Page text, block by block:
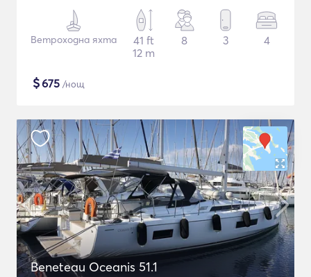
Ветроходна яхта
41 ft
12 m
8 3 4
$675 /нощ
Beneteau Oceanis 51.1